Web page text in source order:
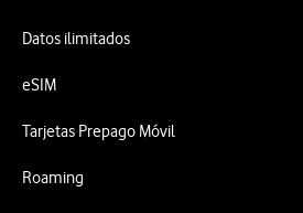
Datos ilimitados
eSIM
Tarjetas Prepago Móvil
Roaming